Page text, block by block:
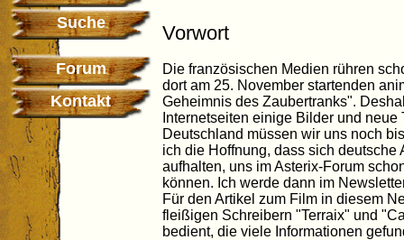
Suche
Forum
Kontakt
Vorwort
Die französischen Medien rühren
dort am 25. November startenden
Geheimnis des Zaubertranks".
Internetseiten einige Bilder und
Deutschland müssen wir uns noch
ich die Hoffnung, dass sich
aufhalten, uns im Asterix-Forum
können. Ich werde dann im
Für den Artikel zum Film in diesem
fleißigen Schreibern "Terraix" und
bedient, die viele Informationen